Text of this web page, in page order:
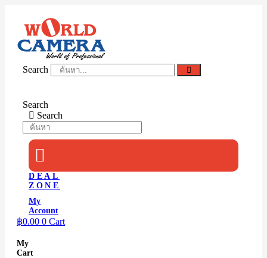
content
Search
Search
Search
DEAL
ZONE
My
Account
฿0.00 0 Cart
My
Cart